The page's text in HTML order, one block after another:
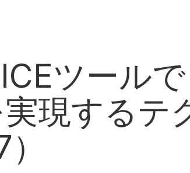
ツールで
現する